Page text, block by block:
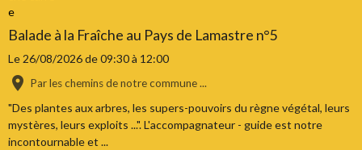
Balade à la Fraîche au Pays de Lamastre n°5
Le 26/08/2026de 09:30à 12:00
Par les chemins de notre commune ...
"Des plantes aux arbres, les supers-pouvoirs du règne végétal, leurs
mystères, leurs exploits ...". L'accompagnateur - guide est notre
incontournable et ...